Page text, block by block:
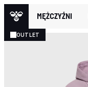
MĘŻCZYŹNI
OUTLET